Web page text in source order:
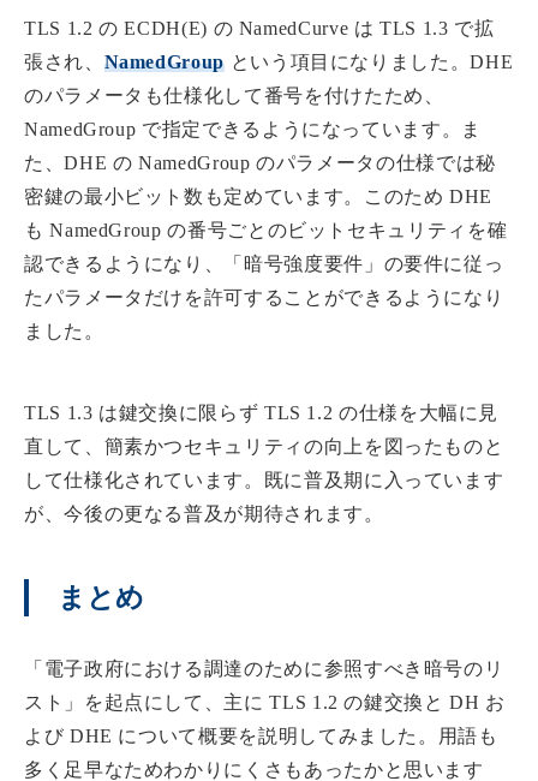
TLS 1.2 の ECDH(E) の NamedCurve は TLS 1.3 で拡
張され、 NamedGroupという項目になりました。DHE
のパラメータも仕様化して番号を付けたため、
NamedGroup で指定できるようになっています。ま
た、DHE の NamedGroup のパラメータの仕様では秘
密鍵の最小ビット数も定めています。このため DHE
も NamedGroup の番号ごとのビットセキュリティを確
認できるようになり、「暗号強度要件」の要件に従っ
たパラメータだけを許可することができるようになり
ました。
TLS 1.3 は鍵交換に限らず TLS 1.2 の仕様を大幅に見
直して、簡素かつセキュリティの向上を図ったものと
して仕様化されています。既に普及期に入っています
が、今後の更なる普及が期待されます。
まとめ
「電子政府における調達のために参照すべき暗号のリ
スト」を起点にして、主に TLS 1.2 の鍵交換と DH お
よび DHE について概要を説明してみました。用語も
多く足早なためわかりにくさもあったかと思います